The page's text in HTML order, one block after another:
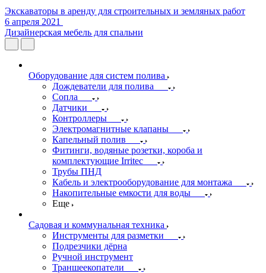
Экскаваторы в аренду для строительных и земляных работ
6 апреля 2021
Дизайнерская мебель для спальни
Оборудование для систем полива
Дождеватели для полива
Сопла
Датчики
Контроллеры
Электромагнитные клапаны
Капельный полив
Фитинги, водяные розетки, короба и
комплектующие Irritec
Трубы ПНД
Кабель и электрооборудование для монтажа
Накопительные емкости для воды
Еще
Садовая и коммунальная техника
Инструменты для разметки
Подрезчики дёрна
Ручной инструмент
Траншеекопатели